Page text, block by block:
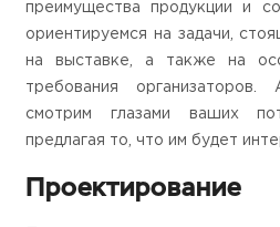
преимущества продукции и
ориентируемся на задачи,
на выставке, а также на
требования
смотрим глазами ваших
предлагая то, что им будет
Проектирование